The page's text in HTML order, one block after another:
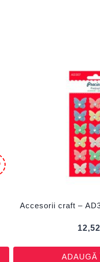
Accesorii craft –
12,52
ADAUGĂ